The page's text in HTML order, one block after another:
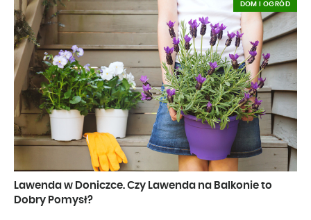
Lawenda w Doniczce. Czy Lawenda na Balkonie to
Dobry Pomysł?
DOM I OGRÓD